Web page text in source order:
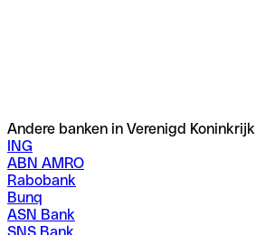
Andere banken in Verenigd Koninkrijk
ING
ABN AMRO
Rabobank
Bunq
ASN Bank